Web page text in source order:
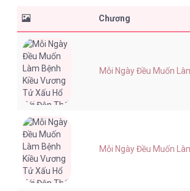
Chương
Mỗi Ngày Đều Muốn
Mỗi Ngày Đều Muốn